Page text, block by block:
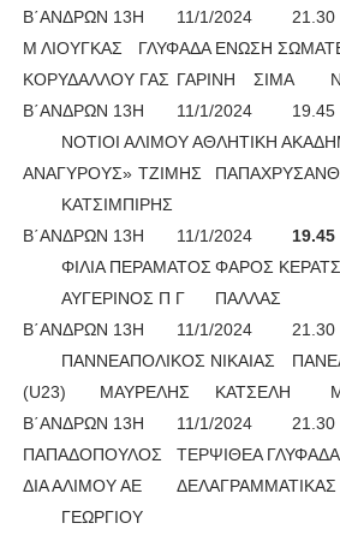
Β΄ΑΝΔΡΩΝ 13Η
11/1/2024 21.30
Μ ΛΙΟΥΓΚΑΣ
ΓΛΥΦΑΔΑ ΕΝΩΣΗ
ΚΟΡΥΔΑΛΛΟΥ ΓΑΣ ΓΑΡΙΝΗ ΣΙΜΑ
Β΄ΑΝΔΡΩΝ 13Η
11/1/2024 19.45
ΝΟΤΙΟΙ ΑΛΙΜΟΥ ΑΘΛΗΤΙΚΗ
ΑΝΑΓΥΡΟΥΣ» ΤΖΙΜΗΣ
ΚΑΤΣΙΜΠΙΡΗΣ
Β΄ΑΝΔΡΩΝ 13Η
11/1/2024 19.45
ΦΙΛΙΑ ΠΕΡΑΜΑΤΟΣ ΦΑΡΟΣ
ΑΥΓΕΡΙΝΟΣ Π Γ
ΠΑΛΛΑΣ
Β΄ΑΝΔΡΩΝ 13Η
11/1/2024 21.30
ΠΑΝΝΕΑΠΟΛΙΚΟΣ ΝΙΚΑΙΑΣ
(U23)
ΜΑΥΡΕΛΗΣ ΚΑΤΣΕΛΗ
Β΄ΑΝΔΡΩΝ 13Η
11/1/2024 21.30
ΠΑΠΑΔΟΠΟΥΛΟΣ
ΤΕΡΨΙΘΕΑ
ΔΙΑ ΑΛΙΜΟΥ ΑΕ
ΔΕΛΑΓΡΑΜΜΑΤΙΚΑΣ
ΓΕΩΡΓΙΟΥ